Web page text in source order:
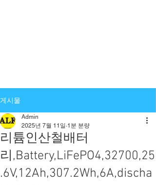
게시물
리튬인산철배터
리,Battery,LiFePO4,32700,25
.6V,12Ah,307.2Wh,6A,discha
Admin
2025년 7월 11일 1분 분량